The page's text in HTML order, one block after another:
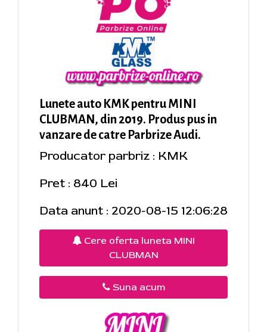
Lunete auto KMK pentru MINI
CLUBMAN, din 2019. Produs pus in
vanzare de catre Parbrize Audi.
Producator parbriz : KMK
Pret : 840 Lei
Data anunt : 2020-08-15 12:06:28
Cere oferta luneta MINI
CLUBMAN
Suna acum